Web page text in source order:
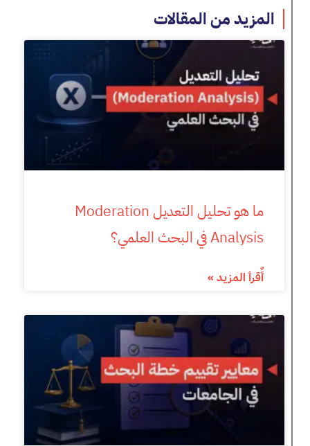
المزيد من المقالات
ما هو تحليل التعديل Moderation
Analysis في البحث العلمي؟
أٌقرأ المزيد »